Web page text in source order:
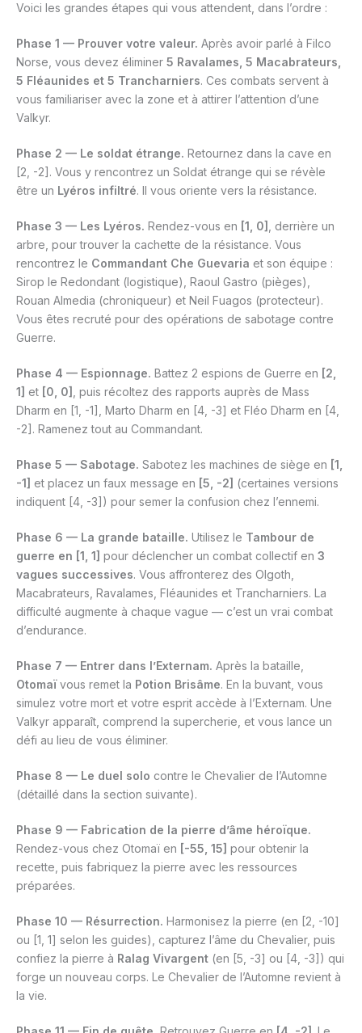
Voici les grandes étapes qui vous attendent, dans l’ordre :
Phase 1 — Prouver votre valeur. Après avoir parlé à Filco
Norse, vous devez éliminer 5 Ravalames, 5 Macabrateurs,
5 Fléaunides et 5 Trancharniers. Ces combats servent à
vous familiariser avec la zone et à attirer l’attention d’une
Valkyr.
Phase 2 — Le soldat étrange. Retournez dans la cave en
[2, -2]. Vous y rencontrez un Soldat étrange qui se révèle
être un Lyéros infiltré. Il vous oriente vers la résistance.
Phase 3 — Les Lyéros. Rendez-vous en [1, 0]
, derrière un
arbre, pour trouver la cachette de la résistance. Vous
rencontrez le Commandant Che Guevaria et son équipe :
Sirop le Redondant (logistique), Raoul Gastro (pièges),
Rouan Almedia (chroniqueur) et Neil Fuagos (protecteur).
Vous êtes recruté pour des opérations de sabotage contre
Guerre.
Phase 4 — Espionnage. Battez 2 espions de Guerre en [2,
1] et [0, 0]
, puis récoltez des rapports auprès de Mass
Dharm en [1, -1], Marto Dharm en [4, -3] et Fléo Dharm en [4,
-2]. Ramenez tout au Commandant.
Phase 5 — Sabotage. Sabotez les machines de siège en [1,
-1] et placez un faux message en [5, -2] (certaines versions
indiquent [4, -3]) pour semer la confusion chez l’ennemi.
Phase 6 — La grande bataille. Utilisez le Tambour de
guerre en [1, 1] pour déclencher un combat collectif en 3
vagues successives. Vous affronterez des Olgoth,
Macabrateurs, Ravalames, Fléaunides et Trancharniers. La
difficulté augmente à chaque vague — c’est un vrai combat
d’endurance.
Phase 7 — Entrer dans l’Externam. Après la bataille,
Otomaïvous remet la Potion Brisâme. En la buvant, vous
simulez votre mort et votre esprit accède à l’Externam. Une
Valkyr apparaît, comprend la supercherie, et vous lance un
défi au lieu de vous éliminer.
Phase 8 — Le duel solo contre le Chevalier de l’Automne
(détaillé dans la section suivante).
Phase 9 — Fabrication de la pierre d’âme héroïque.
Rendez-vous chez Otomaï en [-55, 15] pour obtenir la
recette, puis fabriquez la pierre avec les ressources
préparées.
Phase 10 — Résurrection. Harmonisez la pierre (en [2, -10]
ou [1, 1] selon les guides), capturez l’âme du Chevalier, puis
confiez la pierre à Ralag Vivargent (en [5, -3] ou [4, -3]) qui
forge un nouveau corps. Le Chevalier de l’Automne revient à
la vie.